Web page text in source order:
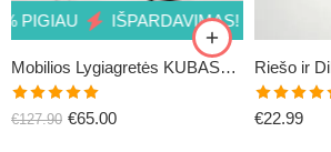
PIGIAU IŠPARDAVIMAS! 49% PIGIAU
Mobilios Lygiagretės KUBASPORT (iš ekspozicijos)
Įvertinimas:
€127.90 €65.00
Įvertinimas:
€22.99